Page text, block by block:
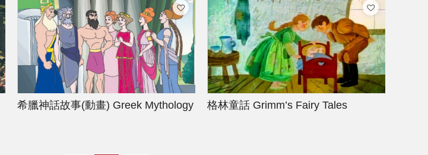
希臘神話故事(動畫) Greek Mythology 格林童話 Grimm’s Fairy Tales